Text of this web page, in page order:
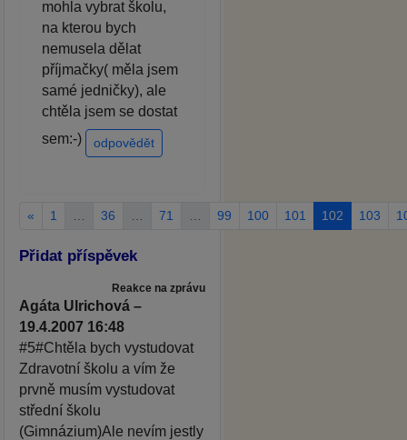
mohla vybrat školu,
na kterou bych
nemusela dělat
příjmačky( měla jsem
samé jedničky), ale
chtěla jsem se dostat
sem:-)
odpovědět
« 1 36 71 99 100 101 102 103
Přidat příspěvek
Reakce na zprávu
Agáta Ulrichová –
19.4.2007 16:48
#5#Chtěla bych vystudovat
Zdravotní školu a vím že
prvně musím vystudovat
střední školu
(Gimnázium)Ale nevím jestly